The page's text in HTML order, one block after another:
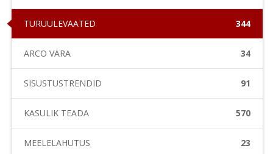
TURUÜLEVAATED 344
ARCO VARA 34
SISUSTUSTRENDID 91
KASULIK TEADA 570
MEELELAHUTUS 23